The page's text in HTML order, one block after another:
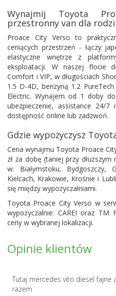
Wynajmij Toyota
przestronny van dla
Proace City Verso to
ceniących przestrzeń - łączy
elastyczne wnętrze z
eksploatacji. W naszej flocie
Comfort i VIP, w długościach
1.5 D-4D, benzyną 1.2
Electric. Wynajem od 1 doby
ubezpieczenie, assistance 24/
dostępność online lub zadzwoń.
Gdzie wypożyczysz
Cena wynajmu Toyota Proace
zł za dobę (taniej przy
w: Białymstoku, Bydgoszczy,
Kielcach, Krakowie, Krośnie i
się między wypożyczalniami.
Toyota Proace City Verso w
wypożyczalnie: CAREI oraz TM
ceny w wybranej lokalizacji.
Opinie klientów
Tutaj mercedes vito diesel
razem